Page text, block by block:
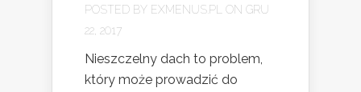
POSTED BY EXMENUS.PL
ON GRU
22, 2017
Nieszczelny dach to problem,
który może prowadzić do